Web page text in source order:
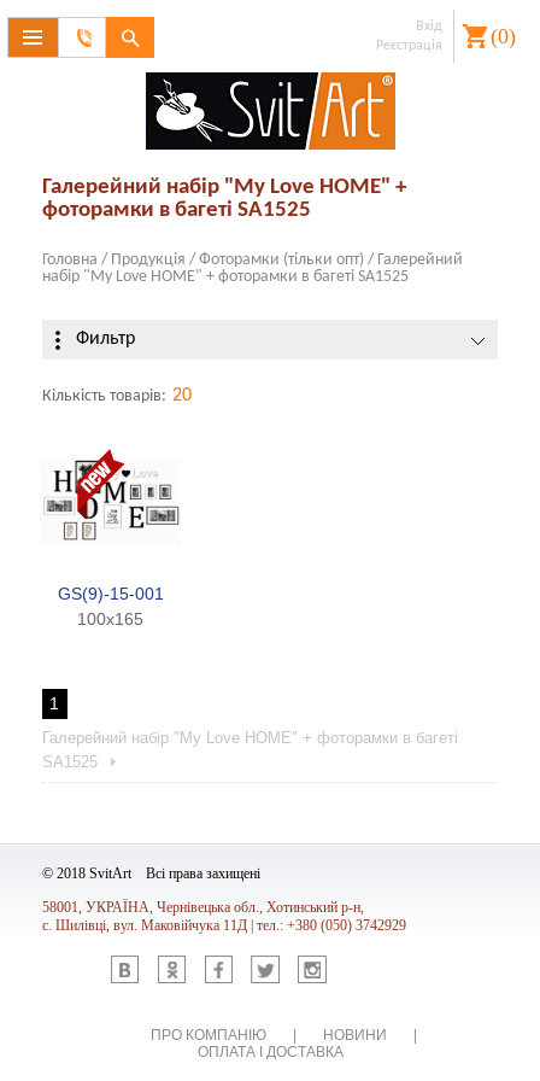
Зв'язатися
Вхід
Реєстрація
(0)
Галерейний набір "My Love HOME" +
фоторамки в багеті SA1525
Головна / Продукція / Фоторамки (тiльки опт) / Галерейний
набір "My Love HOME" + фоторамки в багеті SA1525
Фильтр
Кількість товарів: 20
GS(9)-15-001
100x165
1
Галерейний набір "My Love HOME" + фоторамки в багеті
SA1525
© 2018 SvitArt Всі права захищені
58001, УКРАЇНА, Чернівецька обл., Хотинський р-н,
с. Шилівці, вул. Маковійчука 11Д | тел.: +380 (050) 3742929
Vk Ok Fb Tw Inst
ПРО КОМПАНІЮ НОВИНИ
ОПЛАТА І ДОСТАВКА